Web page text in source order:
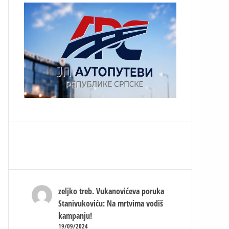
zeljko treb. Vukanovićeva poruka
Stanivukoviću: Na mrtvima vodiš
kampanju!
19/09/2024